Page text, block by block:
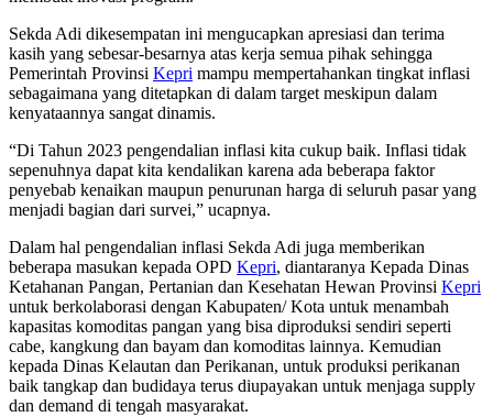
Sekda Adi dikesempatan ini mengucapkan apresiasi dan terima
kasih yang sebesar-besarnya atas kerja semua pihak sehingga
Pemerintah Provinsi Kepri mampu mempertahankan tingkat inflasi
sebagaimana yang ditetapkan di dalam target meskipun dalam
kenyataannya sangat dinamis.
“Di Tahun 2023 pengendalian inflasi kita cukup baik. Inflasi tidak
sepenuhnya dapat kita kendalikan karena ada beberapa faktor
penyebab kenaikan maupun penurunan harga di seluruh pasar yang
menjadi bagian dari survei,” ucapnya.
Dalam hal pengendalian inflasi Sekda Adi juga memberikan
beberapa masukan kepada OPD Kepri, diantaranya Kepada Dinas
Ketahanan Pangan, Pertanian dan Kesehatan Hewan Provinsi Kepri
untuk berkolaborasi dengan Kabupaten/ Kota untuk menambah
kapasitas komoditas pangan yang bisa diproduksi sendiri seperti
cabe, kangkung dan bayam dan komoditas lainnya. Kemudian
kepada Dinas Kelautan dan Perikanan, untuk produksi perikanan
baik tangkap dan budidaya terus diupayakan untuk menjaga supply
dan demand di tengah masyarakat.